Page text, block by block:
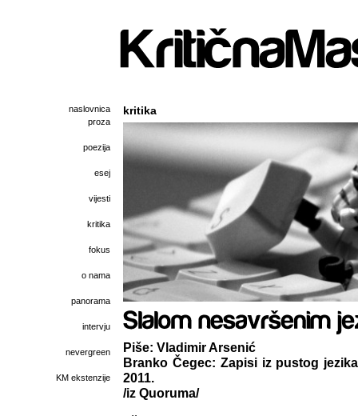
naslovnica
proza
poezija
esej
vijesti
kritika
fokus
o nama
panorama
intervju
nevergreen
KM ekstenzije
kritika
Piše: Vladimir Arsenić
Branko Čegec: Zapisi iz pustog
2011.
/iz Quoruma/